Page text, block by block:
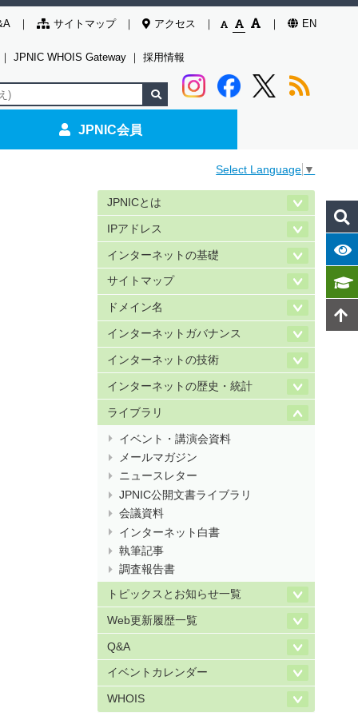
サイトマップ アクセス EN
｜ JPNIC WHOIS Gateway ｜ 採用情報
JPNIC会員
Select Language ▼
JPNICとは
IPアドレス
インターネットの基礎
サイトマップ
ドメイン名
インターネットガバナンス
インターネットの技術
インターネットの歴史・統計
ライブラリ
イベント・講演会資料
メールマガジン
ニュースレター
JPNIC公開文書ライブラリ
会議資料
インターネット白書
執筆記事
調査報告書
トピックスとお知らせ一覧
Web更新履歴一覧
Q&A
イベントカレンダー
WHOIS